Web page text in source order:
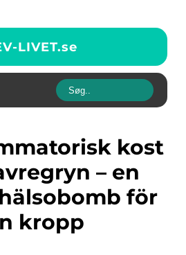
LIVET.se
– en
för
kropp